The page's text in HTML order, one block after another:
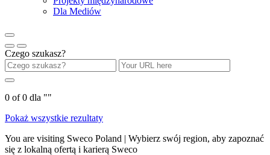
Dla Mediów
Czego szukasz?
0 of0 dla ""
Pokaż wszystkie rezultaty
You are visiting Sweco Poland | Wybierz swój region, aby zapoznać
się z lokalną ofertą i karierą Sweco